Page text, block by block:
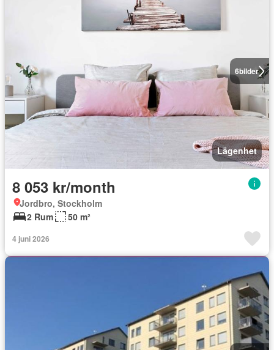
6bilder
Lägenhet
8 053 kr/month
Jordbro, Stockholm
2 Rum
50 m²
4 juni 2026